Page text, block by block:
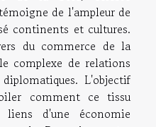
de l'ampleur de
continents et cultures.
du commerce de la
complexe de relations
L'objectif
comment ce tissu
d'une économie